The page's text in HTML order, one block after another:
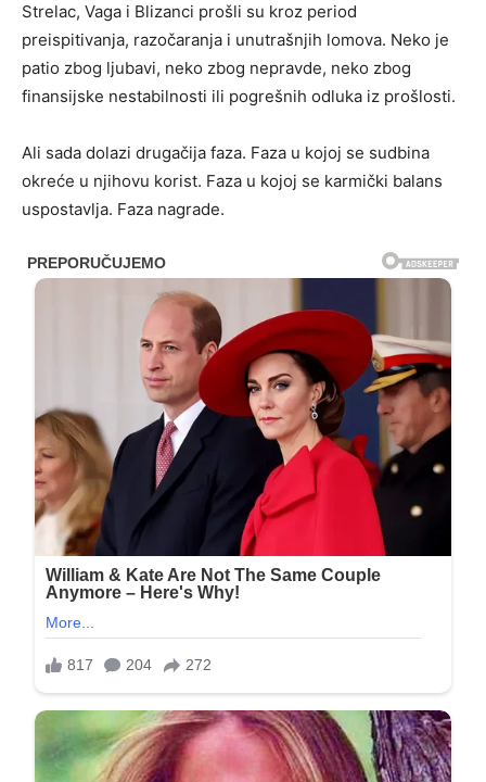
Strelac, Vaga i Blizanci prošli su kroz period
preispitivanja, razočaranja i unutrašnjih lomova. Neko je
patio zbog ljubavi, neko zbog nepravde, neko zbog
finansijske nestabilnosti ili pogrešnih odluka iz prošlosti.
Ali sada dolazi drugačija faza. Faza u kojoj se sudbina
okreće u njihovu korist. Faza u kojoj se karmički balans
uspostavlja. Faza nagrade.